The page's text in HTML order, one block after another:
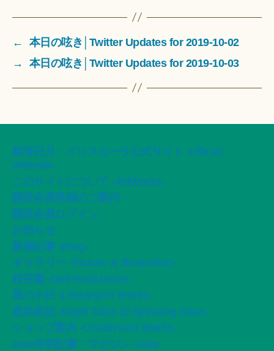
←
本日の呟き│Twitter Updates for 2019-10-02
→
本日の呟き│Twitter Updates for 2019-10-03
船智日月・イリスカーラ公式サイト -official
Website-
このサイトについて -ArtWorks-
購読会員登録のご案内
購読会員ログイン
お知らせ
新着記事 -Blog-
ギャラリー -Picture & Illustration-
桜荘園 -Doll Realization-
風の小径 -LiteraryArt Works-
星紡夜話 -Night Tales of Spinning Stars-
ショップ案内 -CreativeArt Works-
note有料記事・マガジン -note